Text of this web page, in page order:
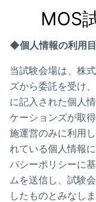
MOS
◆個人情報の利用
当試験会場は、株
ズから委託を受け
に記入された個人
ケーションズが取
施運営のみに利用
れている個人情報
バシーポリシーに
ムを送信し、試験
したものとみなし